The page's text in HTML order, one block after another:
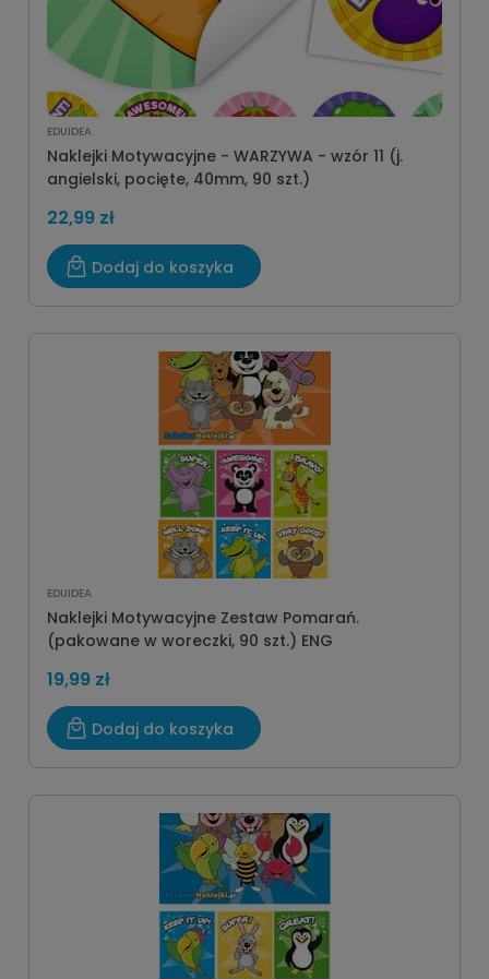
EDUIDEA
Naklejki Motywacyjne - WARZYWA - wzór 11 (j.
angielski, pocięte, 40mm, 90 szt.)
22,99 zł
Dodaj do koszyka
EDUIDEA
Naklejki Motywacyjne Zestaw Pomarań.
(pakowane w woreczki, 90 szt.) ENG
19,99 zł
Dodaj do koszyka